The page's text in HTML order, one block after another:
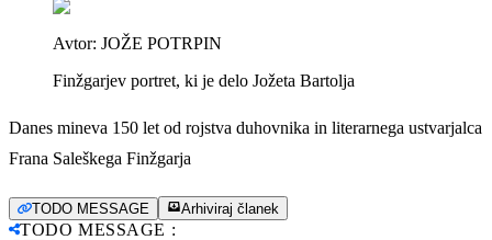
Avtor: JOŽE POTRPIN
Finžgarjev portret, ki je delo Jožeta Bartolja
Danes mineva 150 let od rojstva duhovnika in literarnega ustvarjalca
Frana Saleškega Finžgarja
TODO MESSAGE Arhiviraj članek
TODO MESSAGE :